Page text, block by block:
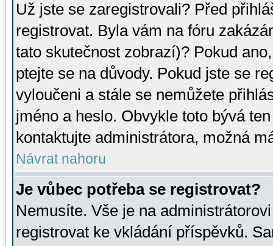
Už jste se zaregistrovali? Před
registrovat. Byla vám na fóru
tato skutečnost zobrazí)? Pokud
ptejte se na důvody. Pokud jste se
vyloučeni a stále se nemůžete
jméno a heslo. Obvykle toto bývá
kontaktujte administrátora, možná
Návrat nahoru
Je vůbec potřeba se registrovat?
Nemusíte. Vše je na
registrovat ke vkládání příspěvků.